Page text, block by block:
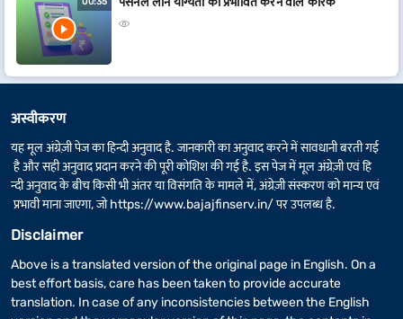
अस्वीकरण
यह मूल अंग्रेज़ी पेज का हिन्दी अनुवाद है. जानकारी का अनुवाद करने में सावधानी बरती गई
है और सही अनुवाद प्रदान करने की पूरी कोशिश की गई है. इस पेज में मूल अंग्रेज़ी एवं हि
न्दी अनुवाद के बीच किसी भी अंतर या विसंगति के मामले में, अंग्रेज़ी संस्करण को मान्य एवं
प्रभावी माना जाएगा, जोhttps://www.bajajfinserv.in/पर उपलब्ध है.
Disclaimer
Above is a translated version of the original page in English. On a
best effort basis, care has been taken to provide accurate
translation. In case of any inconsistencies between the English